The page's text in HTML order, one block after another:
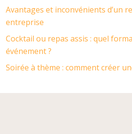
Avantages et inconvénients d’un
entreprise
Cocktail ou repas assis : quel
événement ?
Soirée à thème : comment créer